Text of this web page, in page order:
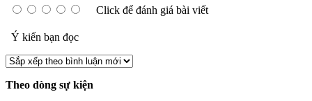
Click để đánh giá bài viết
Ý kiến bạn đọc
Theo dòng sự kiện